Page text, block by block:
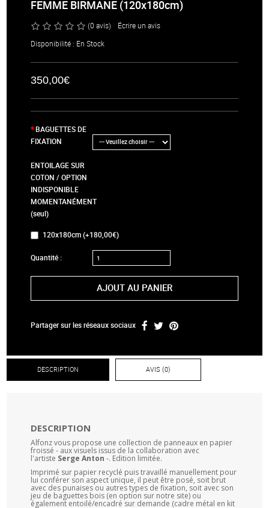
FEMME BIRMANE (120x180cm)
(0 avis) Écrire un avis
Disponibilité : En Stock
350,00€
BAGUETTES DE
FIXATION
ENTOILAGE SUR
COTON / OPTION
INDISPONIBLE
MOMENTANÉMENT
(seul)
120x180cm (+180,00€)
Quantité :
AJOUT AU PANIER
Partager sur les réseaux sociaux
DESCRIPTION AVIS (0)
DESCRIPTION
Alfonz vous propose une collection de panneaux en papier
froissé - aux visuels issus de la collaboration avec
l'artiste Serge Anton -. Edition limitée.
Imprimé sur papier recyclé puis travaillé manuellement pour
lui conférer son aspect unique, il peut être posé, soit brut
avec des punaises ou autres types de fixation, soit avec son
jeu de baguettes bois (en option sur notre site) ou
également entoilé/encadré sur demande (cadre métal en kit